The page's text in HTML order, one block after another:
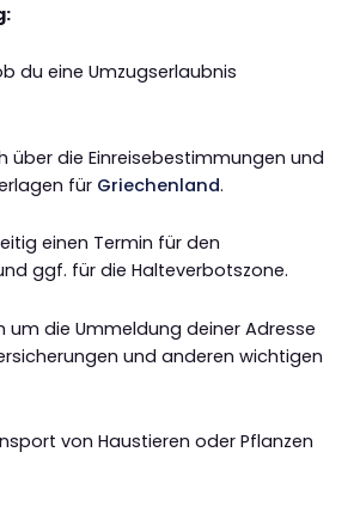
du eine Umzugserlaubnis
über die Einreisebestimmungen und
für Griechenland.
einen Termin für den
ggf. für die Halteverbotszone.
um die Ummeldung deiner Adresse
und anderen wichtigen
von Haustieren oder Pflanzen